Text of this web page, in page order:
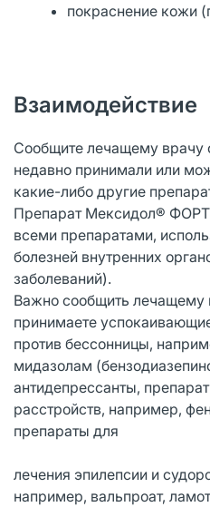
покраснение кожи
Взаимодействие
Сообщите лечащему врачу
недавно принимали или
какие-либо другие
Препарат Мексидол®
всеми препаратами,
болезней внутренних
заболеваний).
Важно сообщить лечащему
принимаете
против бессонницы,
мидазолам
антидепрессанты,
расстройств, например,
препараты для
лечения эпилепсии и
например, вальпроат,